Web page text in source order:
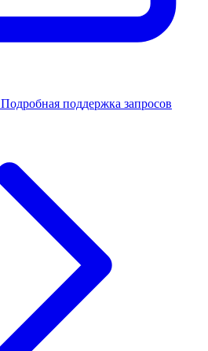
Подробная поддержка запросов